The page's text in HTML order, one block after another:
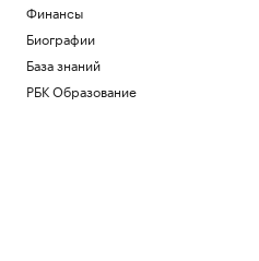
Финансы
Биографии
База знаний
РБК Образование